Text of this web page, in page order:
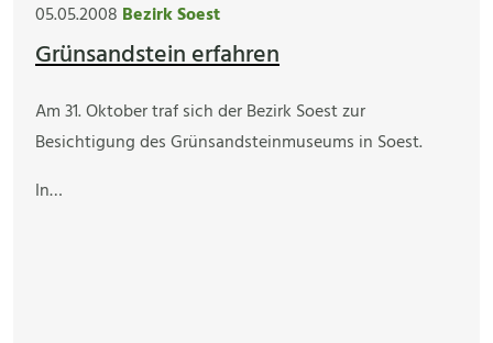
05.05.2008 Bezirk Soest
Grünsandstein erfahren
Am 31. Oktober traf sich der Bezirk Soest zur
Besichtigung des Grünsandsteinmuseums in Soest.
In…